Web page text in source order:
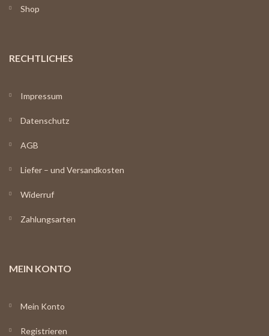
Shop
RECHTLICHES
Impressum
Datenschutz
AGB
Liefer – und Versandkosten
Widerruf
Zahlungsarten
MEIN KONTO
Mein Konto
Registrieren